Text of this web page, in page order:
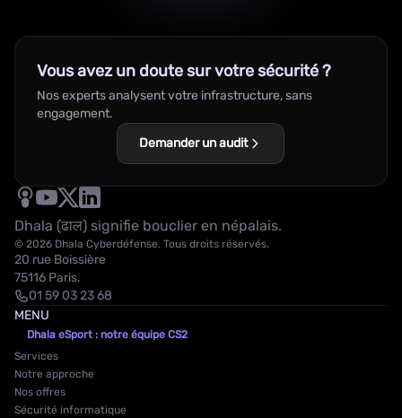
Vous avez un doute sur votre sécurité ?
Nos experts analysent votre infrastructure, sans
engagement.
Demander un audit
Dhala (ढाल) signifie bouclier en népalais.
© 2026 Dhala Cyberdéfense. Tous droits réservés.
20 rue Boissière
75116 Paris.
01 59 03 23 68
MENU
Dhala eSport : notre équipe CS2
Services
Notre approche
Nos offres
Sécurité informatique